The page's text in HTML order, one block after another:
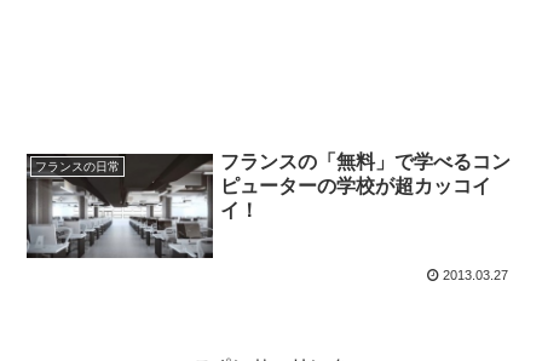
フランスの日常
フランスの「無料」で学べるコン
ピューターの学校が超カッコイ
イ！
2013.03.27